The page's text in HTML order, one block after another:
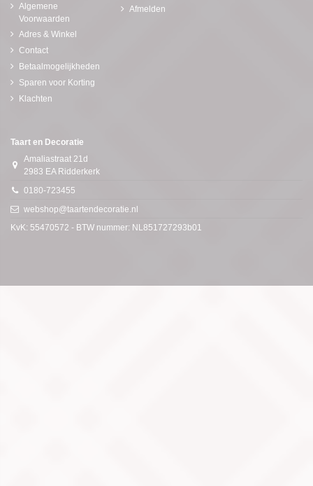
Algemene
Voorwaarden
Adres & Winkel
Contact
Betaalmogelijkheden
Sparen voor Korting
Klachten
Afmelden
Taart en Decoratie
Amaliastraat 21d
2983 EA Ridderkerk
0180-723455
webshop@taartendecoratie.nl
KvK: 55470572 - BTW nummer: NL851727293b01